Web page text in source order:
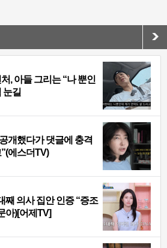
, 아들 그리는 “나 뿐인
눈길
개했다가 댓글에 충격
에스더TV)
째 의사 집안 인증 “증조
아)[어제TV]